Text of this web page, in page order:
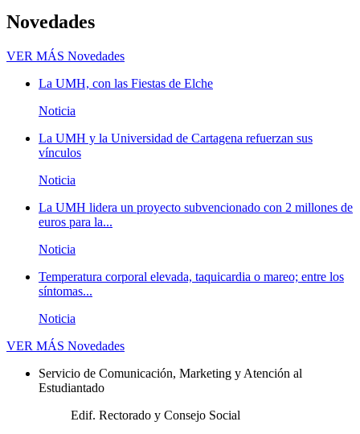
Novedades
VER MÁS Novedades
La UMH, con las Fiestas de Elche
Noticia
La UMH y la Universidad de Cartagena refuerzan sus
vínculos
Noticia
La UMH lidera un proyecto subvencionado con 2 millones de
euros para la...
Noticia
Temperatura corporal elevada, taquicardia o mareo; entre los
síntomas...
Noticia
VER MÁS Novedades
Servicio de Comunicación, Marketing y Atención al
Estudiantado
Edif. Rectorado y Consejo Social